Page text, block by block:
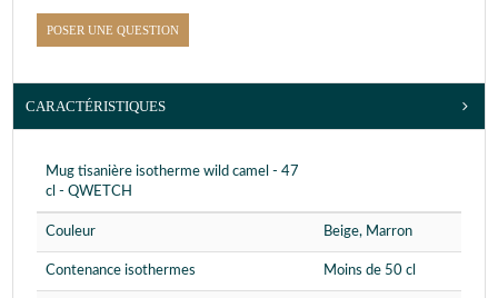
POSER UNE QUESTION
CARACTÉRISTIQUES
Mug tisanière isotherme wild camel - 47
cl - QWETCH
Couleur Beige, Marron
Contenance isothermes Moins de 50 cl